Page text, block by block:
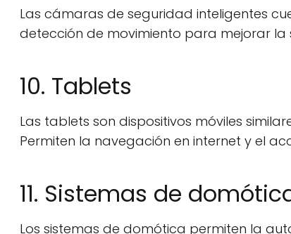
Las cámaras de seguridad inteligentes
detección de movimiento para mejorar
10. Tablets
Las tablets son dispositivos móviles
Permiten la navegación en internet y el
11. Sistemas de
Los sistemas de domótica permiten la